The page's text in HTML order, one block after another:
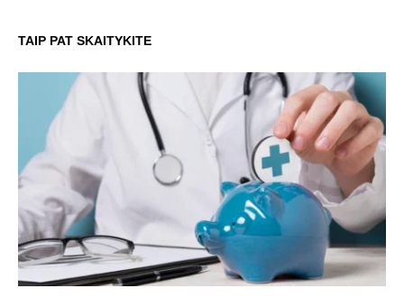
TAIP PAT SKAITYKITE